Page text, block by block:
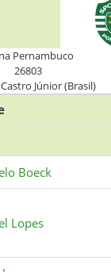
Pernambuco
26803
Júnior (Brasil)
Boeck
Lopes